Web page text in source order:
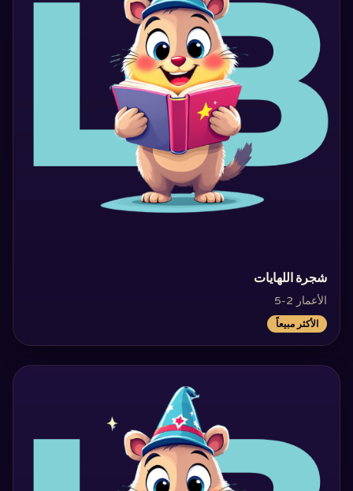
‏شجرة اللهايات‏
الأعمار 2-5
الأكثر مبيعاً